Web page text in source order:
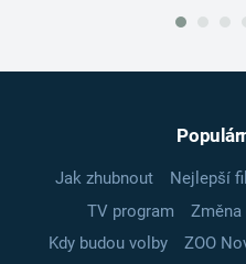
Jak zhubnout Nejlepší
TV program
Změna
Kdy budou volby
ZOO